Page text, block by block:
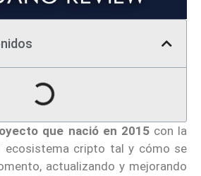
que nació en 2015con la
ecosistema cripto tal y cómo se
actualizando y mejorando